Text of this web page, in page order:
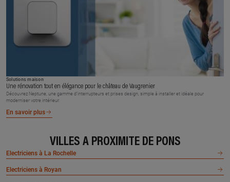
Solutions maison
Une rénovation tout en élégance pour le château de Vaugrenier
Découvrez Neptune, une gamme d’interrupteurs et prises design, simple à installer et idéale pour
moderniser votre intérieur.
En savoir plus
VILLES À PROXIMITÉ DE PONS
Electriciens à La Rochelle
Electriciens à Royan